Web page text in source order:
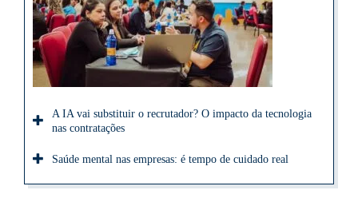
A IA vai substituir o recrutador? O impacto da tecnologia
nas contratações
Saúde mental nas empresas: é tempo de cuidado real